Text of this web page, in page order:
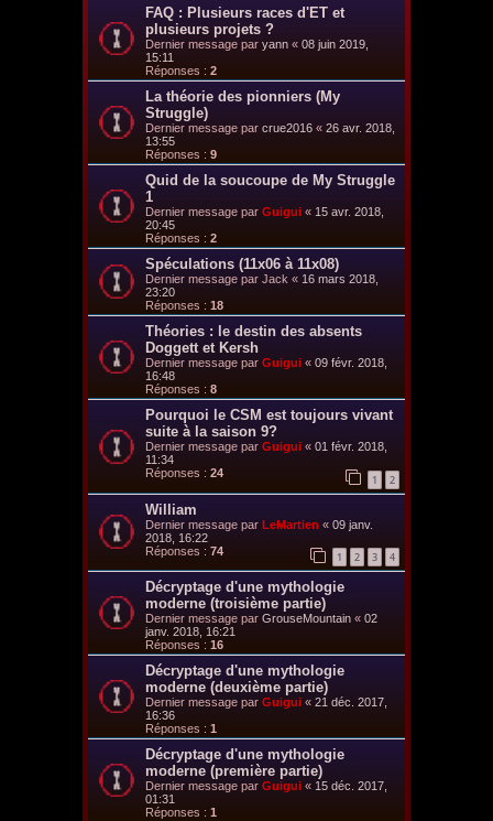
FAQ : Plusieurs races d'ET et
plusieurs projets ?
Dernier message par yann « 08 juin 2019,
15:11
Réponses : 2
La théorie des pionniers (My
Struggle)
Dernier message par crue2016 « 26 avr. 2018,
13:55
Réponses : 9
Quid de la soucoupe de My Struggle
1
Dernier message par Guigui « 15 avr. 2018,
20:45
Réponses : 2
Spéculations (11x06 à 11x08)
Dernier message par Jack « 16 mars 2018,
23:20
Réponses : 18
Théories : le destin des absents
Doggett et Kersh
Dernier message par Guigui « 09 févr. 2018,
16:48
Réponses : 8
Pourquoi le CSM est toujours vivant
suite à la saison 9?
Dernier message par Guigui « 01 févr. 2018,
11:34
Réponses : 24 1 2
William
Dernier message par LeMartien « 09 janv.
2018, 16:22
Réponses : 74 1 2 3 4
Décryptage d'une mythologie
moderne (troisième partie)
Dernier message par GrouseMountain « 02
janv. 2018, 16:21
Réponses : 16
Décryptage d'une mythologie
moderne (deuxième partie)
Dernier message par Guigui « 21 déc. 2017,
16:36
Réponses : 1
Décryptage d'une mythologie
moderne (première partie)
Dernier message par Guigui « 15 déc. 2017,
01:31
Réponses : 1